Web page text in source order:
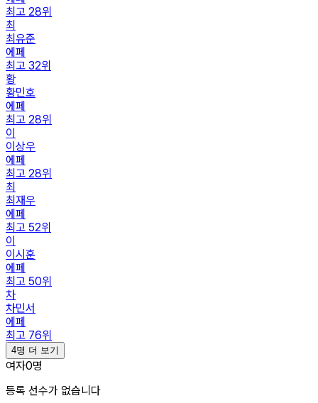
최고 28위
최
최유준
에페
최고 32위
황
황민호
에페
최고 28위
이
이상우
에페
최고 28위
최
최재우
에페
최고 52위
이
이시훈
에페
최고 50위
차
차민서
에페
최고 76위
4명 더 보기
여자0명
등록 선수가 없습니다